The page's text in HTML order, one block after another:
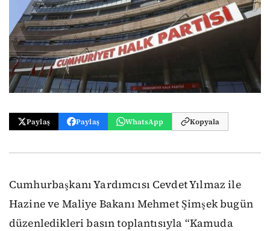
Paylaş Paylaş WhatsApp Kopyala
Cumhurbaşkanı Yardımcısı Cevdet Yılmaz ile
Hazine ve Maliye Bakanı Mehmet Şimşek bugün
düzenledikleri basın toplantısıyla “Kamuda